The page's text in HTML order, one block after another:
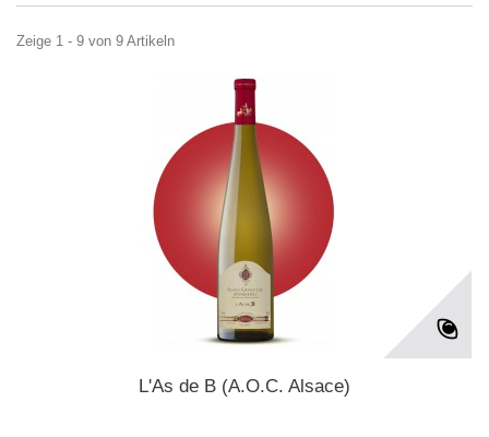
Zeige 1 - 9 von 9 Artikeln
L'As de B (A.O.C. Alsace)